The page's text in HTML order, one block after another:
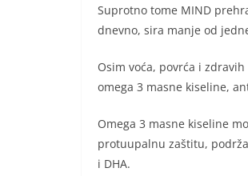
Suprotno tome MIND
dnevno, sira manje od
Osim voća, povrća i
omega 3 masne kiseline,
Omega 3 masne kiseline
protuupalnu zaštitu,
i DHA.